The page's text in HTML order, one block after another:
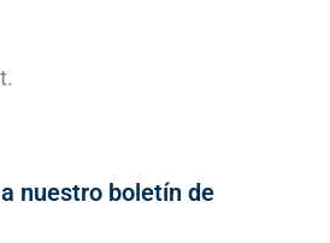
nuestro boletín de